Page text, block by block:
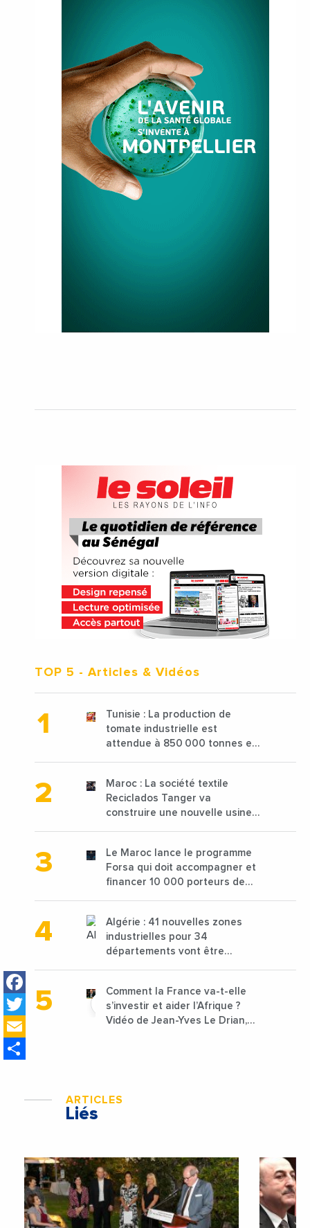
Facebook
Twitter
TOP 5 - Articles & Vidéos
Tunisie : La production de
tomate industrielle est
attendue à 850 000 tonnes en
Maroc : La société textile
Reciclados Tanger va
construire une nouvelle usine
Le Maroc lance le programme
Forsa qui doit accompagner et
financer 10 000 porteurs de
Algérie : 41 nouvelles zones
industrielles pour 34
départements vont être
Comment la France va-t-elle
s’investir et aider l’Afrique ?
Vidéo de Jean-Yves Le Drian,
ARTICLES
Liés